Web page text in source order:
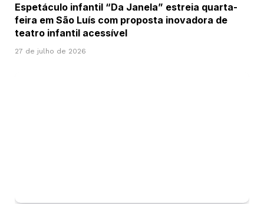
Espetáculo infantil “Da Janela” estreia quarta-
feira em São Luís com proposta inovadora de
teatro infantil acessível
27 de julho de 2026